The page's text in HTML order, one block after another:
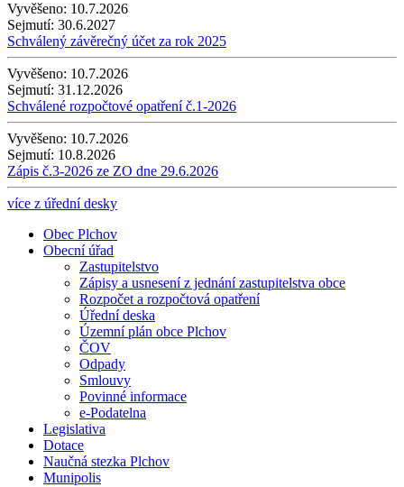
Vyvěšeno: 10.7.2026
Sejmutí: 30.6.2027
Schválený závěrečný účet za rok 2025
Vyvěšeno: 10.7.2026
Sejmutí: 31.12.2026
Schválené rozpočtové opatření č.1-2026
Vyvěšeno: 10.7.2026
Sejmutí: 10.8.2026
Zápis č.3-2026 ze ZO dne 29.6.2026
více z úřední desky
Obec Plchov
Obecní úřad
Zastupitelstvo
Zápisy a usnesení z jednání zastupitelstva obce
Rozpočet a rozpočtová opatření
Úřední deska
Územní plán obce Plchov
ČOV
Odpady
Smlouvy
Povinné informace
e-Podatelna
Legislativa
Dotace
Naučná stezka Plchov
Munipolis